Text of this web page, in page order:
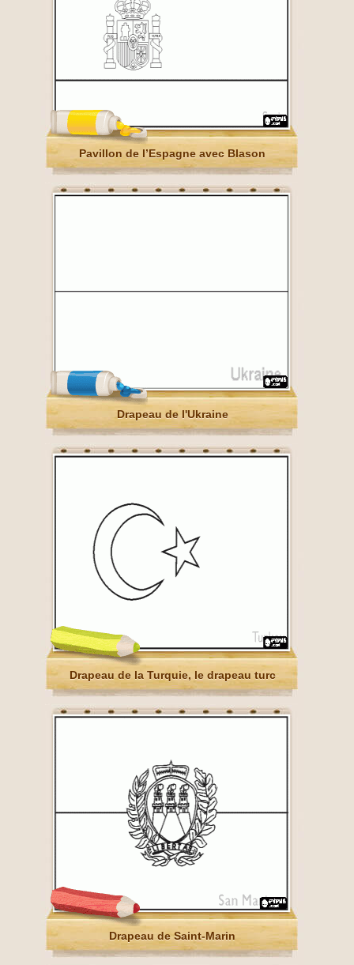
Pavillon de l’Espagne avec Blason
Drapeau de l'Ukraine
Drapeau de la Turquie, le drapeau turc
Drapeau de Saint-Marin